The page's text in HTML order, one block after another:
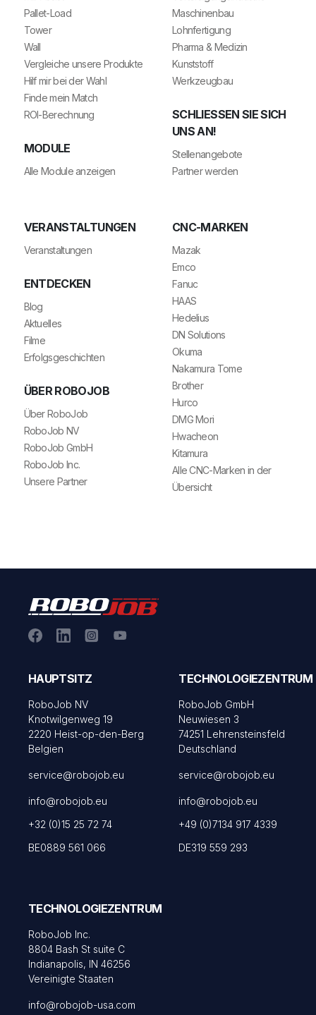
Pallet-Load
Tower
Wall
Vergleiche unsere Produkte
Hilf mir bei der Wahl
Finde mein Match
ROI-Berechnung
MODULE
Alle Module anzeigen
Maschinenbau
Lohnfertigung
Pharma & Medizin
Kunststoff
Werkzeugbau
SCHLIESSEN SIE SICH U
NS AN!
Stellenangebote
Partner werden
VERANSTALTUNGEN
Veranstaltungen
ENTDECKEN
Blog
Aktuelles
Filme
Erfolgsgeschichten
ÜBER ROBOJOB
Über RoboJob
RoboJob NV
RoboJob GmbH
RoboJob Inc.
Unsere Partner
CNC-MARKEN
Mazak
Emco
Fanuc
HAAS
Hedelius
DN Solutions
Okuma
Nakamura Tome
Brother
Hurco
DMG Mori
Hwacheon
Kitamura
Alle CNC-Marken in der
Übersicht
HAUPTSITZ
RoboJob NV
Knotwilgenweg 19
2220 Heist-op-den-Berg
Belgien
service@robojob.eu
info@robojob.eu
+32 (0)15 25 72 74
BE0889 561 066
TECHNOLOGIEZENTRUM
RoboJob GmbH
Neuwiesen 3
74251 Lehrensteinsfeld
Deutschland
service@robojob.eu
info@robojob.eu
+49 (0)7134 917 4339
DE319 559 293
TECHNOLOGIEZENTRUM
RoboJob Inc.
8804 Bash St suite C
Indianapolis, IN 46256
Vereinigte Staaten
info@robojob-usa.com